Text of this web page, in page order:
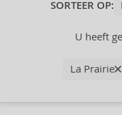
SORTEER OP:
U heeft
La Prairie